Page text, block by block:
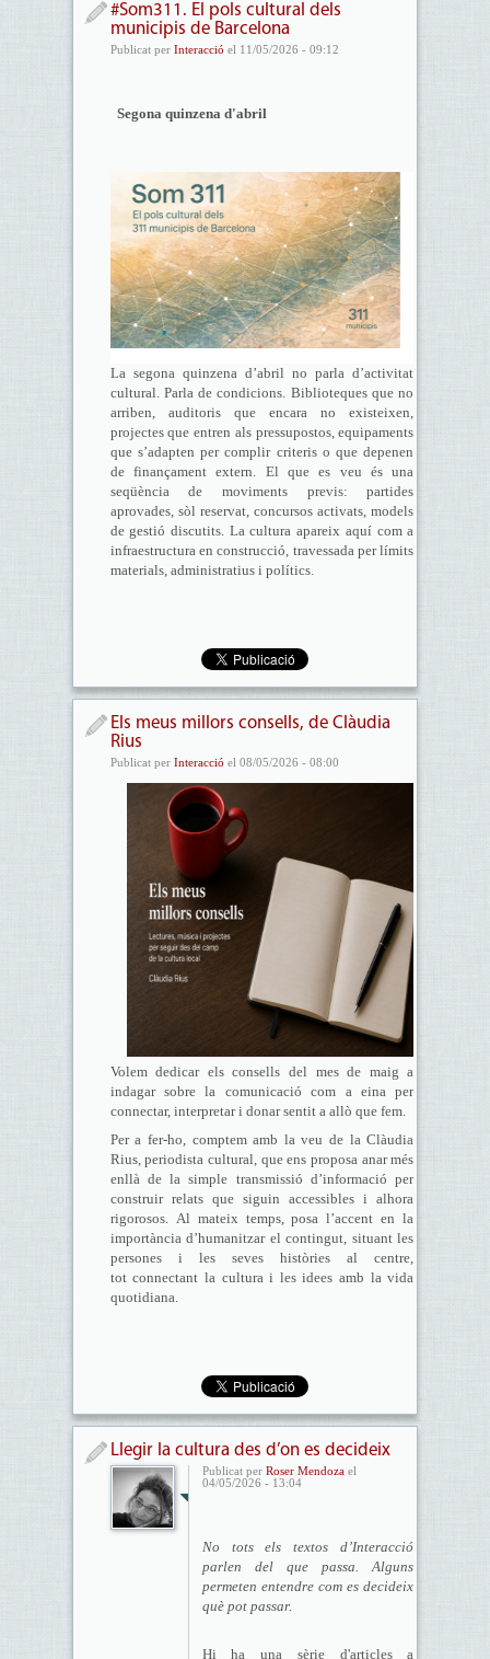
#Som311. El pols cultural dels
municipis de Barcelona
Publicat per Interacció el 11/05/2026 - 09:12
Segona quinzena d'abril
La segona quinzena d’abril no parla d’activitat
cultural. Parla de condicions. Biblioteques que no
arriben, auditoris que encara no existeixen,
projectes que entren als pressupostos, equipaments
que s’adapten per complir criteris o que depenen
de finançament extern. El que es veu és una
seqüència de moviments previs: partides
aprovades, sòl reservat, concursos activats, models
de gestió discutits. La cultura apareix aquí com a
infraestructura en construcció, travessada per límits
materials, administratius i polítics.
Els meus millors consells, de Clàudia
Rius
Publicat per Interacció el 08/05/2026 - 08:00
Volem dedicar els consells del mes de maig a
indagar sobre la comunicació com a eina per
connectar, interpretar i donar sentit a allò que fem.
Per a fer-ho, comptem amb la veu de la Clàudia
Rius, periodista cultural, que ens proposa anar més
enllà de la simple transmissió d’informació per
construir relats que siguin accessibles i alhora
rigorosos. Al mateix temps, posa l’accent en la
importància d’humanitzar el contingut, situant les
persones i les seves històries al centre,
tot connectant la cultura i les idees amb la vida
quotidiana.
Llegir la cultura des d’on es decideix
Publicat per Roser Mendozael
04/05/2026 - 13:04
No tots els textos d’Interacció
parlen del que passa. Alguns
permeten entendre com es decideix
què pot passar.
Hi ha una sèrie d'articles a